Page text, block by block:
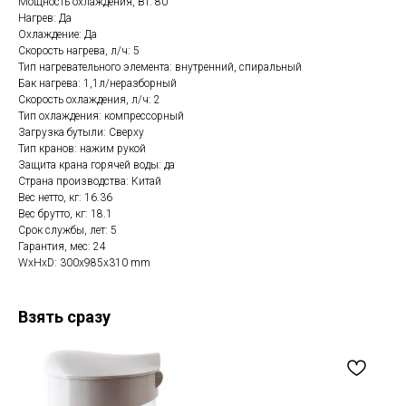
Нагрев: Да
Охлаждение: Да
Скорость нагрева, л/ч: 5
Тип нагревательного элемента: внутренний, спиральный
Бак нагрева: 1,1л/неразборный
Скорость охлаждения, л/ч: 2
Тип охлаждения: компрессорный
Загрузка бутыли: Сверху
Тип кранов: нажим рукой
Защита крана горячей воды: да
Страна производства: Китай
Вес нетто, кг: 16.36
Вес брутто, кг: 18.1
Срок службы, лет: 5
Гарантия, мес: 24
WxHxD: 300x985x310 mm
Взять сразу